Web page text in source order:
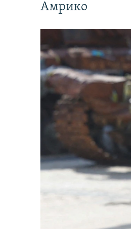
Амрико